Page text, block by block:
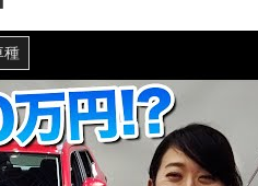
種